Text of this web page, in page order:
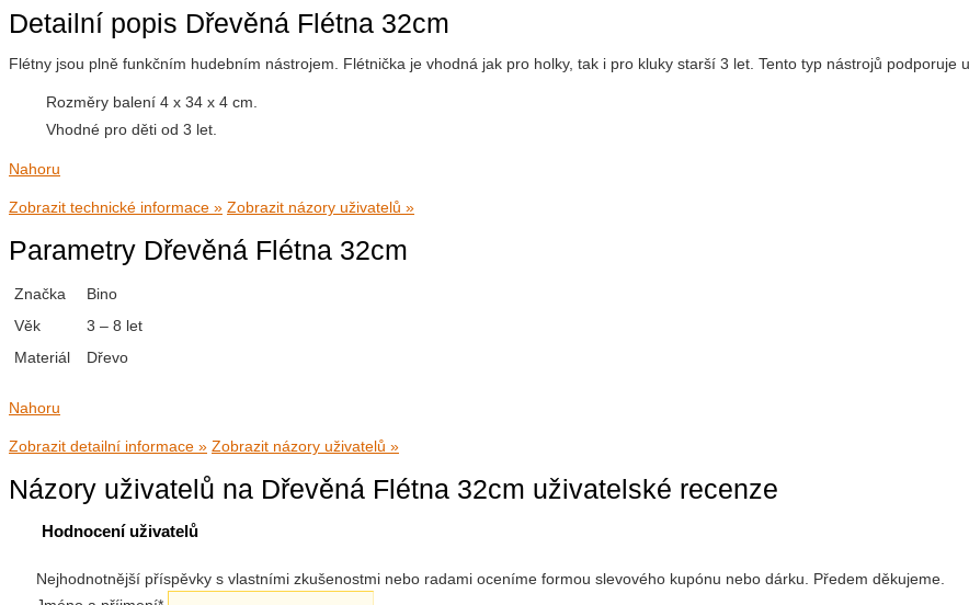
Detailní popis Dřevěná Flétna 32cm
Flétny jsou plně funkčním hudebním nástrojem. Flétnička je vhodná jak pro holky, tak i pro kluky starší 3 let. Tento typ nástrojů podporuje
Rozměry balení 4 x 34 x 4 cm.
Vhodné pro děti od 3 let.
Nahoru
Zobrazit technické informace » Zobrazit názory uživatelů »
Parametry Dřevěná Flétna 32cm
Značka
Bino
Věk
3 – 8 let
Materiál
Dřevo
Nahoru
Zobrazit detailní informace » Zobrazit názory uživatelů »
Názory uživatelů na Dřevěná Flétna 32cm uživatelské recenze
Hodnocení uživatelů
Nejhodnotnější příspěvky s vlastními zkušenostmi nebo radami oceníme formou slevového kupónu nebo dárku. Předem děkujeme.